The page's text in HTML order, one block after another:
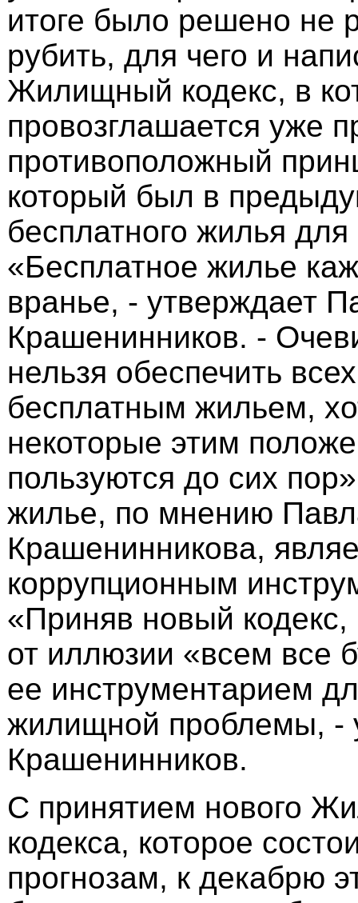
итоге было решено не
рубить, для чего и
Жилищный кодекс, в
провозглашается уже
противоположный
который был в
бесплатного жилья для
«Бесплатное жилье
вранье, - утверждает
Крашенинников. -
нельзя обеспечить
бесплатным жильем,
некоторые этим
пользуются до сих
жилье, по мнению
Крашенинникова,
коррупционным
«Приняв новый
от иллюзии «всем все
ее инструментарием
жилищной проблемы, -
Крашенинников.
С принятием нового
кодекса, которое
прогнозам, к декабрю